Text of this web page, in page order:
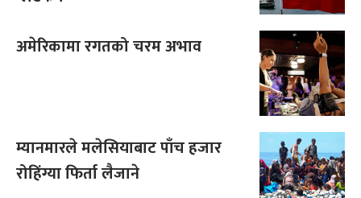
अमेरिकामा रगतको चरम अभाव
म्यानमारले मलेसियाबाट पाँच हजार
रोहिंग्या फिर्ता लैजाने